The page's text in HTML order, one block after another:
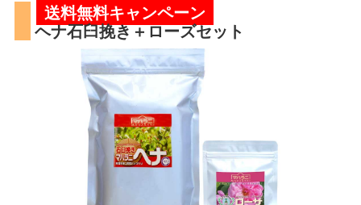
送料無料キャンペーン
ヘナ石臼挽き＋ローズセット